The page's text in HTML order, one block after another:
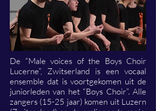
De “Male voices of the Boys Choir
Lucerne”, Zwitserland is een vocaal
ensemble dat is voortgekomen uit de
juniorleden van het “Boys Choir”. Alle
zangers (15-25 jaar) komen uit Luzern